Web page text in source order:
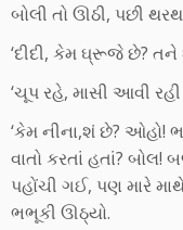
બોલી તો ઊઠી, પછી
‘દીદી, કેમ ઘ્રૂજે છે?
‘ચૂપ રહે, માસી આવી રહી
‘કેમ નીના,શં છે? ઓહો!
વાતો કરતાં હતાં? બોલ!
પહોંચી ગઈ, પણ મારે
ભભૂકી ઊઠ્યો.